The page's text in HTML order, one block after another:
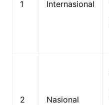
1 Internasional
2 Nasional